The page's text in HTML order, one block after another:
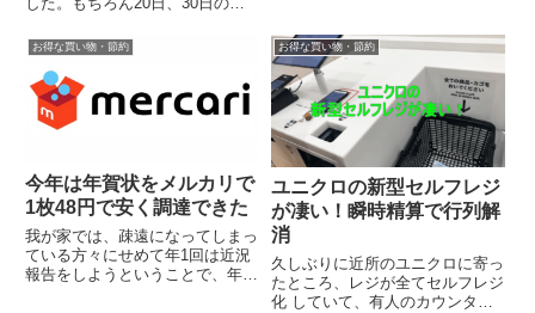
これで5％OFF。私はWAONで支
払いま...
り自...
お得な買い物・節約
今年は年賀状をメルカリで
1枚48円で安く調達できた
我が家では、疎遠になってしまっ
ている方々にせめて年1回は近況
報告をしようということで、年賀
お得な買い物・節約
ユニクロの新型セルフレジ
が凄い！瞬時精算で行列解
消
久しぶりに近所のユニクロに寄っ
たところ、レジが全てセルフレジ
化 していて、有人のカウンター